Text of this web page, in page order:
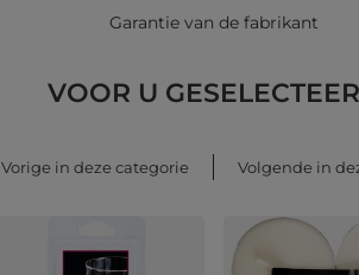
Garantie van de fabrikant
VOOR U
Vorige in deze categorie Volgende in